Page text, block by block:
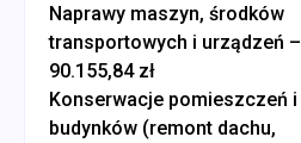
Naprawy maszyn, środków
transportowych i urządzeń –
90.155,84 zł
Konserwacje pomieszczeń i
budynków (remont dachu,